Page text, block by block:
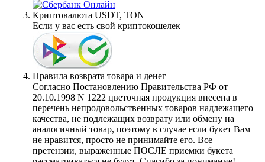
Криптовалюта USDT, TON
Если у вас есть свой криптокошелек
Правила возврата товара и денег
Согласно Постановлению Правительства РФ от
20.10.1998 N 1222 цветочная продукция внесена в
перечень непродовольственных товаров надлежащего
качества, не подлежащих возврату или обмену на
аналогичный товар, поэтому в случае если букет Вам
не нравится, просто не принимайте его. Все
претензии, выраженные ПОСЛЕ приемки букета